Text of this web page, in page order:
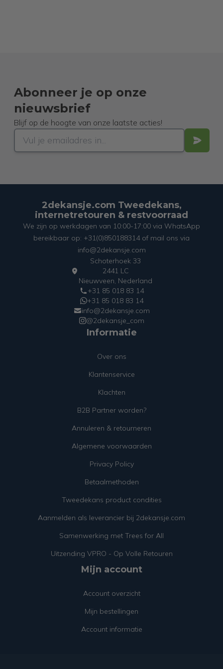
Abonneer je op onze
nieuwsbrief
Blijf op de hoogte van onze laatste acties!
2dekansje.com Tweedekans,
internetretouren & restvoorraad
We zijn op werkdagen van 10:00-17:00 via WhatsApp
bereikbaar op: +31(0)850188314 of mail ons via
info@2dekansje.com
Schoterhoek 33
2441 LC
Nieuwveen, Nederland
+31 85 018 83 14
+31 85 018 83 14
info@2dekansje.com
@2dekansje_com
Informatie
Over ons
Klantenservice
Klachten
B2B Partner worden?
Annuleren & retourneren
Algemene voorwaarden
Privacy Policy
Betaalmethoden
Tweedekans product condities
Aanmelden als leverancier bij 2dekansje.com
Samenwerking met Trees for All
Uitzending VPRO - Op Volle Retouren
Mijn account
Account overzicht
Mijn bestellingen
Account informatie